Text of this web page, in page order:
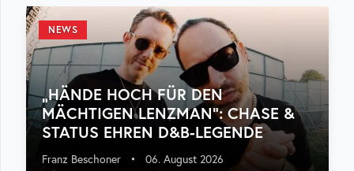
NEWS
„HÄNDE HOCH FÜR DEN
MÄCHTIGEN LENZMAN“: CHASE &
STATUS EHREN D&B-LEGENDE
Franz Beschoner • 06. August 2026